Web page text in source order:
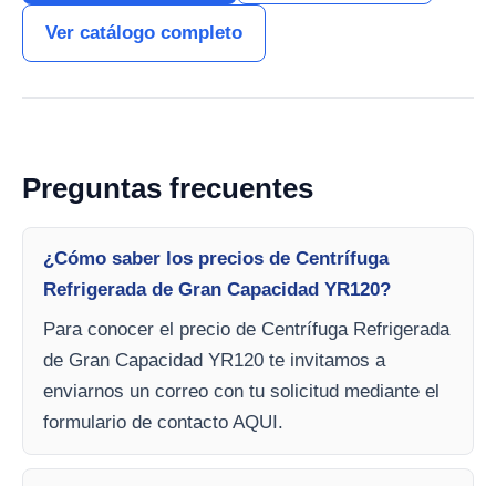
Ver catálogo completo
Preguntas frecuentes
¿Cómo saber los precios de Centrífuga
Refrigerada de Gran Capacidad YR120?
Para conocer el precio de Centrífuga Refrigerada
de Gran Capacidad YR120 te invitamos a
enviarnos un correo con tu solicitud mediante el
formulario de contacto AQUI.